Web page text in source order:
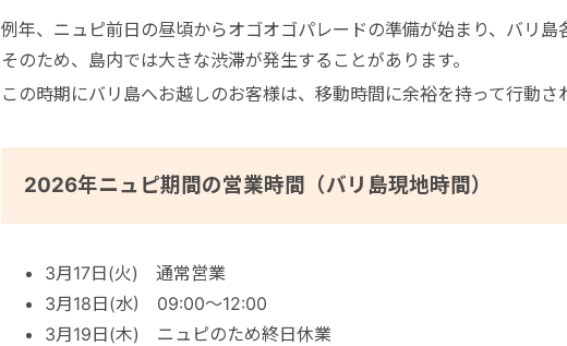
例年、ニュピ前日の昼頃からオゴオゴパレードの準備が始まり、バリ島
そのため、島内では大きな渋滞が発生することがあります。
この時期にバリ島へお越しのお客様は、移動時間に余裕を持って行動さ
2026年ニュピ期間の営業時間（バリ島現地時間）
3月17日(火) 通常営業
3月18日(水) 09:00～12:00
3月19日(木) ニュピのため終日休業